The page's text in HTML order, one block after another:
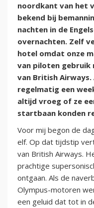
noordkant van het
bekend bij
nachten in de
overnachten. Zelf
hotel omdat onze
van piloten gebruik
van British
regelmatig een
altijd vroeg of ze
startbaan konden
Voor mij begon de
elf. Op dat tijdstip
van British Airways.
prachtige
ontgaan. Als de
Olympus-motoren
een geluid dat tot in